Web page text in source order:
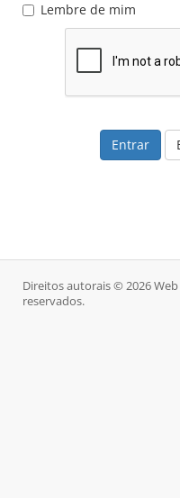
Lembre de mim
Direitos autorais © 2026
reservados.